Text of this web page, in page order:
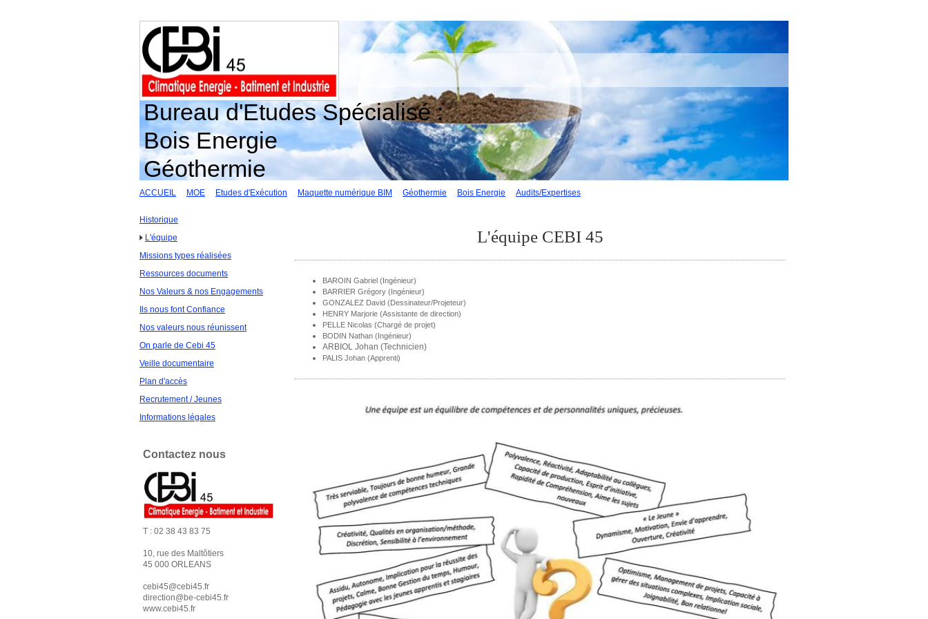
Bureau d'Etudes Spécialisé :
Bois Energie
Géothermie
ACCUEIL MOE Etudes d'Exécution Maquette numérique BIM Géothermie Bois Energie Audits/Expertises
L'équipe CEBI 45
BAROIN Gabriel (Ingénieur)
BARRIER Grégory (Ingénieur)
GONZALEZ David (Dessinateur/Projeteur)
HENRY Marjorie (Assistante de direction)
PELLE Nicolas (Chargé de projet)
BODIN Nathan (Ingénieur)
ARBIOL Johan (Technicien)
PALIS Johan (Apprenti)
Historique
L'équipe
Missions types réalisées
Ressources documents
Nos Valeurs & nos Engagements
Ils nous font Confiance
Nos valeurs nous réunissent
On parle de Cebi 45
Veille documentaire
Plan d'accès
Recrutement / Jeunes
Informations légales
Contactez nous
T : 02 38 43 83 75
10, rue des Maltôtiers
45 000 ORLEANS
cebi45@cebi45.fr
direction@be-cebi45.fr
www.cebi45.fr